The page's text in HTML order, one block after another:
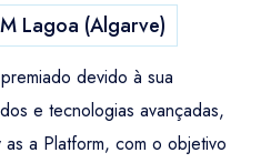
Lagoa (Algarve)
devido à sua
e tecnologias avançadas,
a Platform, com o objetivo